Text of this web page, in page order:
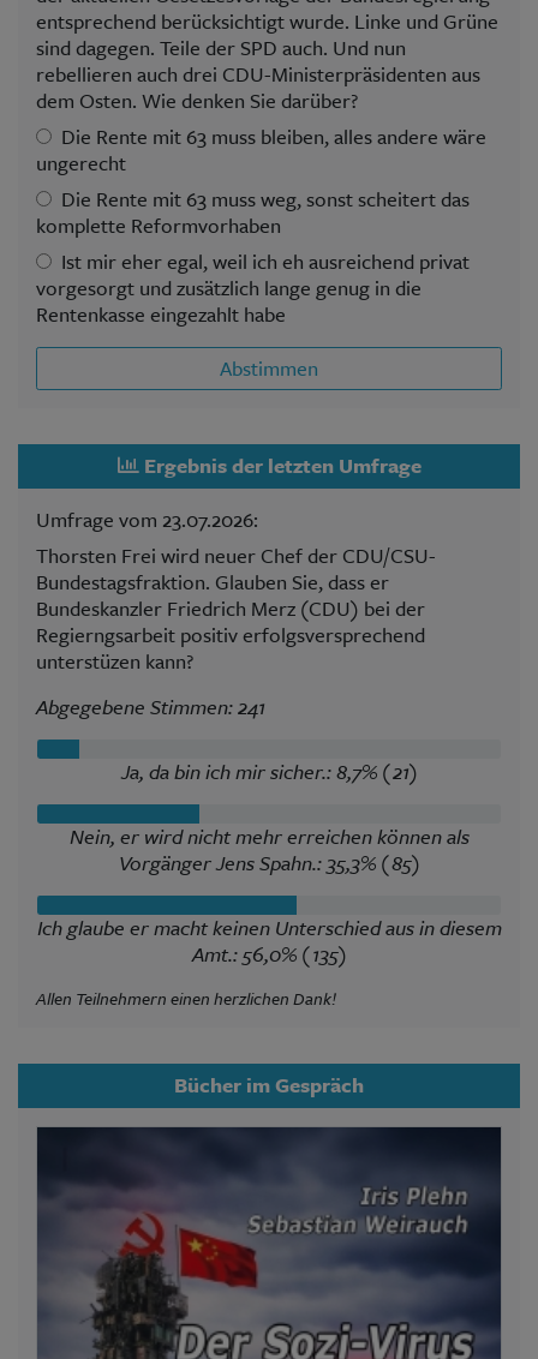
entsprechend berücksichtigt wurde. Linke und Grüne
sind dagegen. Teile der SPD auch. Und nun
rebellieren auch drei CDU-Ministerpräsidenten aus
dem Osten. Wie denken Sie darüber?
Die Rente mit 63 muss bleiben, alles andere wäre
ungerecht
Die Rente mit 63 muss weg, sonst scheitert das
komplette Reformvorhaben
Ist mir eher egal, weil ich eh ausreichend privat
vorgesorgt und zusätzlich lange genug in die
Rentenkasse eingezahlt habe
Abstimmen
Ergebnis der letzten Umfrage
Umfrage vom 23.07.2026:
Thorsten Frei wird neuer Chef der CDU/CSU-
Bundestagsfraktion. Glauben Sie, dass er
Bundeskanzler Friedrich Merz (CDU) bei der
Regierngsarbeit positiv erfolgsversprechend
unterstüzen kann?
Abgegebene Stimmen: 241
Ja, da bin ich mir sicher.: 8,7% (21)
Nein, er wird nicht mehr erreichen können als
Vorgänger Jens Spahn.: 35,3% (85)
Ich glaube er macht keinen Unterschied aus in diesem
Amt.: 56,0% (135)
Allen Teilnehmern einen herzlichen Dank!
Bücher im Gespräch